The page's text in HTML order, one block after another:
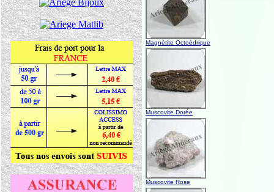
Magnétite Octoédrique
Muscovite Dorée
Muscovite Rose